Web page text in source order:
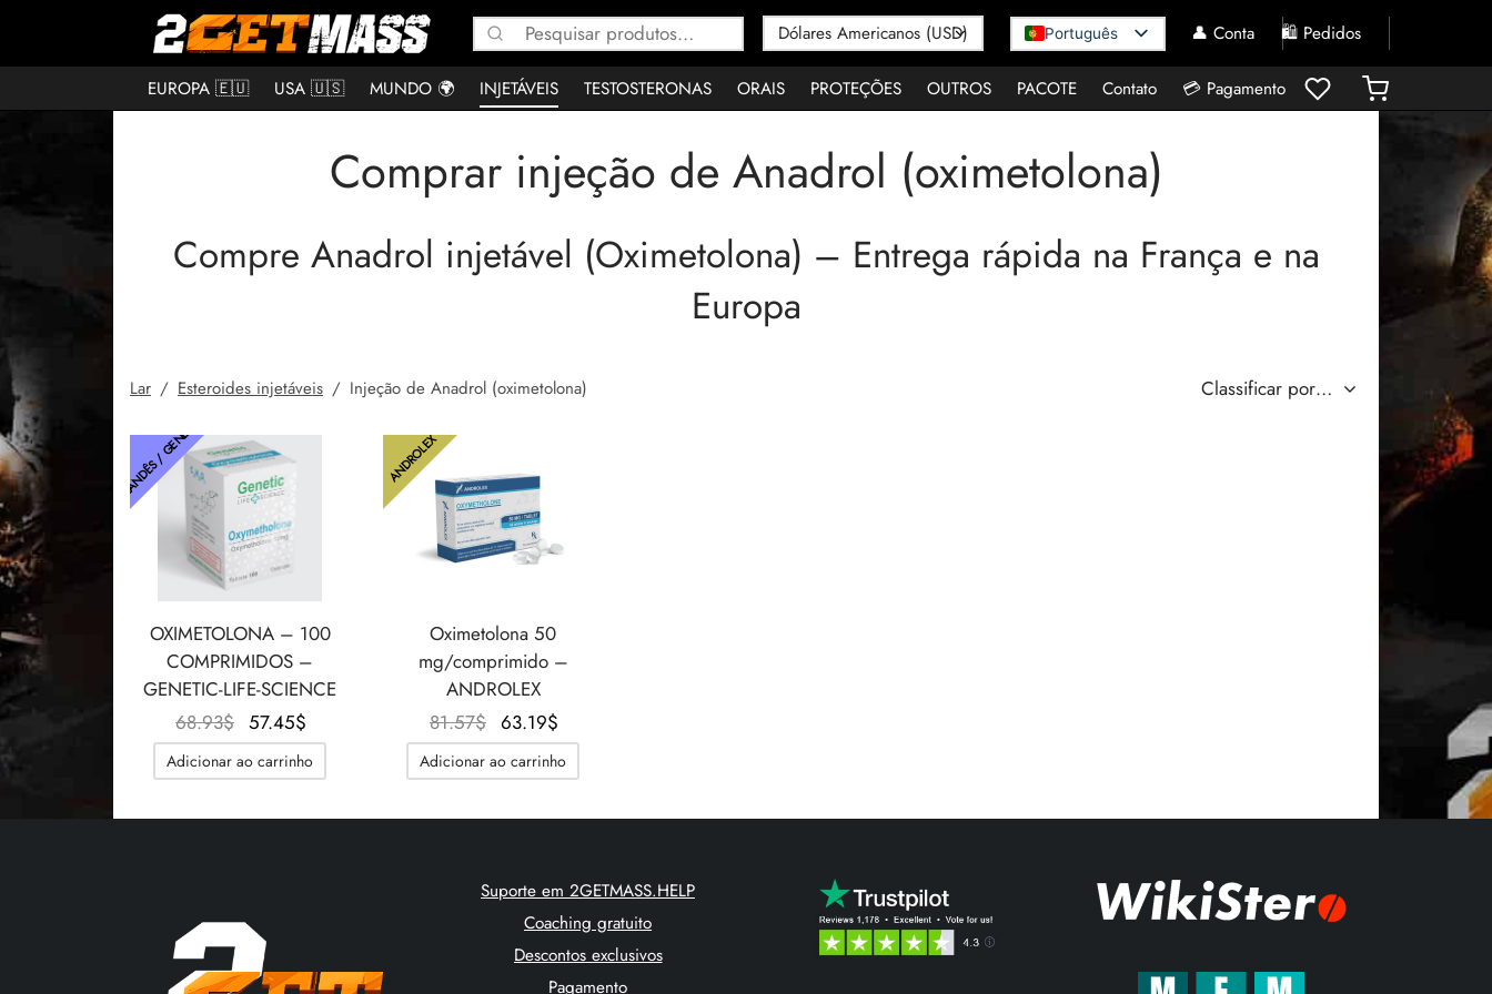
Pesquisar
por:
Português 👤 Conta 🛍️ Pedidos
EUROPA 🇪🇺 USA 🇺🇸 MUNDO 🌍 INJETÁVEIS TESTOSTERONAS ORAIS PROTEÇÕES OUTROS PACOTE Contato 💳 Pagamento
Comprar injeção de Anadrol (oximetolona)
Compre Anadrol injetável (Oximetolona) – Entrega rápida na França e na
Europa
Lar / Esteroides injetáveis / Injeção de Anadrol (oximetolona)
TAILANDÊS / GENÉTICO
OXIMETOLONA – 100
COMPRIMIDOS –
GENETIC-LIFE-SCIENCE
68.93$
O
preço
original
57.45$
preço
atual é:
Adicionar ao carrinho
ANDROLEX
Oximetolona 50
mg/comprimido –
ANDROLEX
81.57$
O
preço
original
63.19$
preço
atual é:
Adicionar ao carrinho
Suporte em 2GETMASS.HELP
Coaching gratuito
Descontos exclusivos
Pagamento